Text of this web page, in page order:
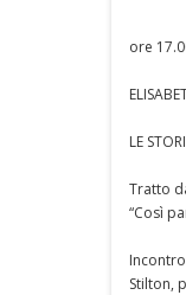
ore
LE
Tratto
“Così
Stilton,